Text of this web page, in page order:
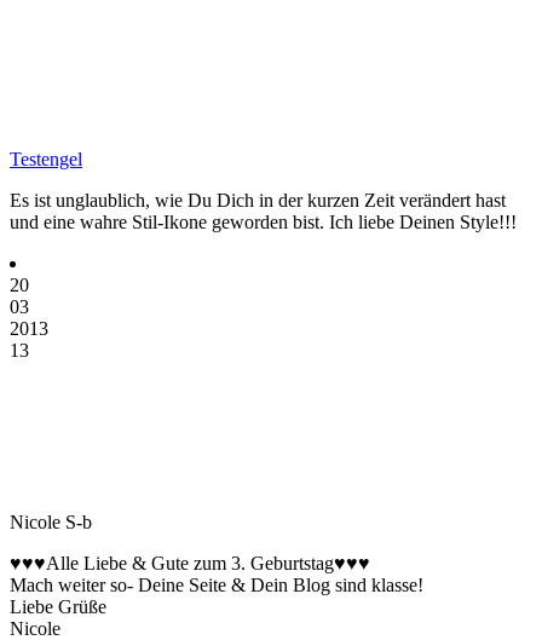
Testengel
Es ist unglaublich, wie Du Dich in der kurzen Zeit verändert hast
und eine wahre Stil-Ikone geworden bist. Ich liebe Deinen Style!!!
20
03
2013
13
Nicole S-b
♥♥♥Alle Liebe & Gute zum 3. Geburtstag♥♥♥
Mach weiter so- Deine Seite & Dein Blog sind klasse!
Liebe Grüße
Nicole